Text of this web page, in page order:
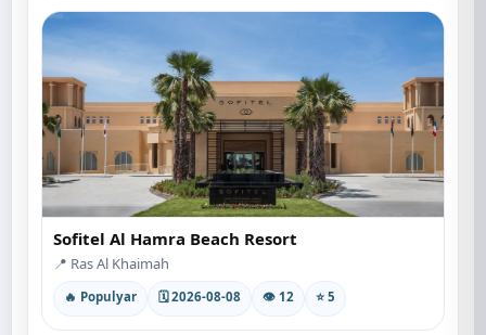
Sofitel Al Hamra Beach Resort
📍 Ras Al Khaimah
🔥 Populyar 🗓 2026-08-08 👁 12 ⭐ 5